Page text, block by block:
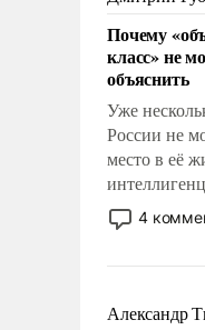
Почему
класс» не
объяснить
Уже
России не
место в её
исключили
чем она
4
Александр